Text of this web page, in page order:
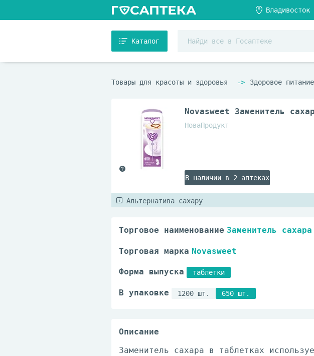
Каталог
Товары для красоты и здоровья Здоровое питание
Novasweet Заменитель
НоваПродукт
В наличии в 2 аптеках
Альтернатива сахару
Торговое наименование Заменитель сахара
Торговая марка Novasweet
Форма выпуска таблетки
В упаковке 1200 шт. 650 шт.
Описание
Заменитель сахара в таблетках